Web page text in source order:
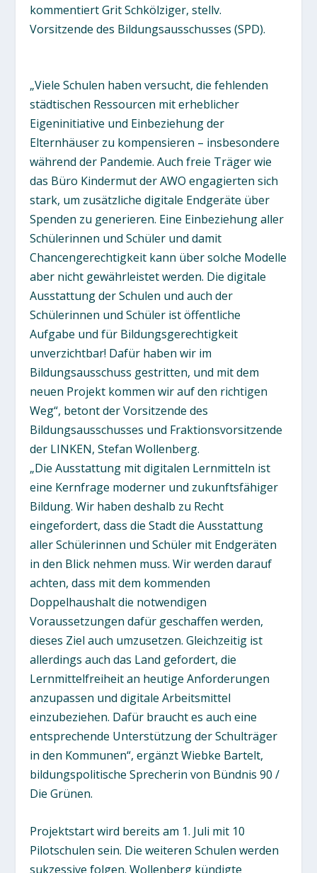
kommentiert Grit Schkölziger, stellv.
Vorsitzende des Bildungsausschusses (SPD).
„Viele Schulen haben versucht, die fehlenden
städtischen Ressourcen mit erheblicher
Eigeninitiative und Einbeziehung der
Elternhäuser zu kompensieren – insbesondere
während der Pandemie. Auch freie Träger wie
das Büro Kindermut der AWO engagierten sich
stark, um zusätzliche digitale Endgeräte über
Spenden zu generieren. Eine Einbeziehung aller
Schülerinnen und Schüler und damit
Chancengerechtigkeit kann über solche Modelle
aber nicht gewährleistet werden. Die digitale
Ausstattung der Schulen und auch der
Schülerinnen und Schüler ist öffentliche
Aufgabe und für Bildungsgerechtigkeit
unverzichtbar! Dafür haben wir im
Bildungsausschuss gestritten, und mit dem
neuen Projekt kommen wir auf den richtigen
Weg“, betont der Vorsitzende des
Bildungsausschusses und Fraktionsvorsitzende
der LINKEN, Stefan Wollenberg.
„Die Ausstattung mit digitalen Lernmitteln ist
eine Kernfrage moderner und zukunftsfähiger
Bildung. Wir haben deshalb zu Recht
eingefordert, dass die Stadt die Ausstattung
aller Schülerinnen und Schüler mit Endgeräten
in den Blick nehmen muss. Wir werden darauf
achten, dass mit dem kommenden
Doppelhaushalt die notwendigen
Voraussetzungen dafür geschaffen werden,
dieses Ziel auch umzusetzen. Gleichzeitig ist
allerdings auch das Land gefordert, die
Lernmittelfreiheit an heutige Anforderungen
anzupassen und digitale Arbeitsmittel
einzubeziehen. Dafür braucht es auch eine
entsprechende Unterstützung der Schulträger
in den Kommunen“, ergänzt Wiebke Bartelt,
bildungspolitische Sprecherin von Bündnis 90 /
Die Grünen.
Projektstart wird bereits am 1. Juli mit 10
Pilotschulen sein. Die weiteren Schulen werden
sukzessive folgen. Wollenberg kündigte